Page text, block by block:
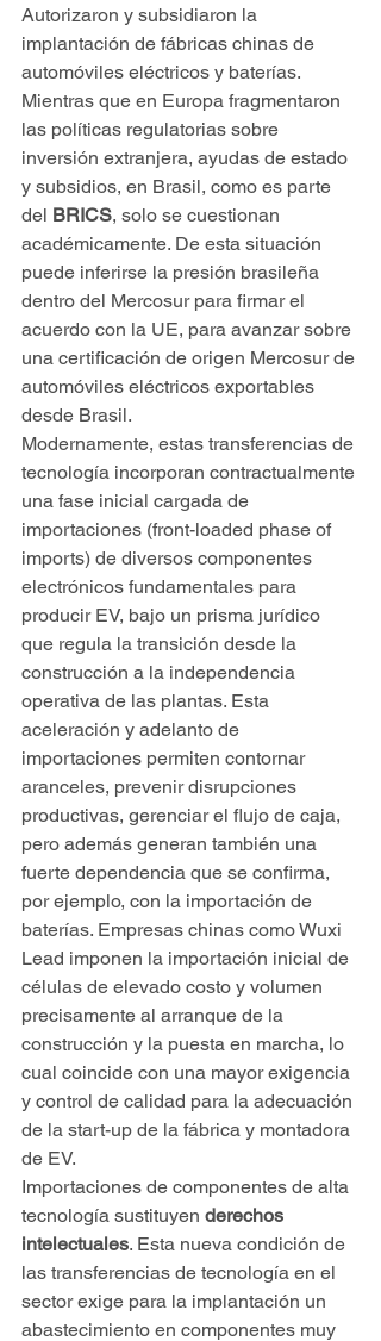
Autorizaron y subsidiaron la
implantación de fábricas chinas de
automóviles eléctricos y baterías.
Mientras que en Europa fragmentaron
las políticas regulatorias sobre
inversión extranjera, ayudas de estado
y subsidios, en Brasil, como es parte
del BRICS, solo se cuestionan
académicamente. De esta situación
puede inferirse la presión brasileña
dentro del Mercosur para firmar el
acuerdo con la UE, para avanzar sobre
una certificación de origen Mercosur de
automóviles eléctricos exportables
desde Brasil.
Modernamente, estas transferencias de
tecnología incorporan contractualmente
una fase inicial cargada de
importaciones (front-loaded phase of
imports) de diversos componentes
electrónicos fundamentales para
producir EV, bajo un prisma jurídico
que regula la transición desde la
construcción a la independencia
operativa de las plantas. Esta
aceleración y adelanto de
importaciones permiten contornar
aranceles, prevenir disrupciones
productivas, gerenciar el flujo de caja,
pero además generan también una
fuerte dependencia que se confirma,
por ejemplo, con la importación de
baterías. Empresas chinas como Wuxi
Lead imponen la importación inicial de
células de elevado costo y volumen
precisamente al arranque de la
construcción y la puesta en marcha, lo
cual coincide con una mayor exigencia
y control de calidad para la adecuación
de la start-up de la fábrica y montadora
de EV.
Importaciones de componentes de alta
tecnología sustituyen derechos
intelectuales. Esta nueva condición de
las transferencias de tecnología en el
sector exige para la implantación un
abastecimiento en componentes muy